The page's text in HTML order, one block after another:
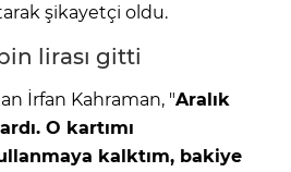
şikayetçi oldu.
lirası gitti
İrfan Kahraman, "Aralık
O kartımı
kalktım, bakiye